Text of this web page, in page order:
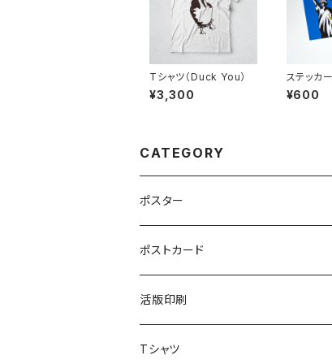
Tシャツ（Duck You）
¥3,300
ステッカ
¥600
CATEGORY
ポスター
ポストカード
活版印刷
Tシャツ